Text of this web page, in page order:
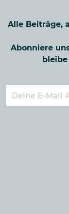
Alle Beiträge,
Abonniere